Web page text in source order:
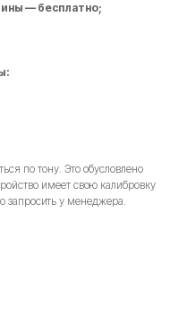
— бесплатно;
по тону. Это обусловлено
имеет свою калибровку
запросить у менеджера.